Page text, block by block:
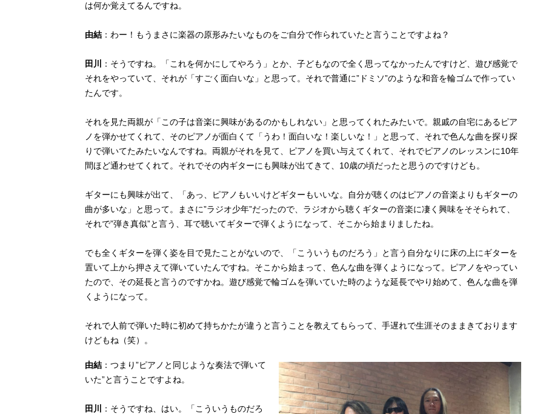
は何か覚えてるんですね。
由結 ：わー！もうまさに楽器の原形みたいなものをご自分で作られていたと言うことですよね？
田川
：そうですね。「これを何かにしてやろう」とか、子どもなので全く思ってなかったんですけど、遊び感覚で
それをやっていて、それが「すごく面白いな」と思って。それで普通に”ドミソ”のような和音を輪ゴムで作ってい
たんです。
それを見た両親が「この子は音楽に興味があるのかもしれない」と思ってくれたみたいで。親戚の自宅にあるピア
ノを弾かせてくれて、そのピアノが面白くて「うわ！面白いな！楽しいな！」と思って、それで色んな曲を探り探
りで弾いてたみたいなんですね。両親がそれを見て、ピアノを買い与えてくれて、それでピアノのレッスンに10年
間ほど通わせてくれて。それでその内ギターにも興味が出てきて、10歳の頃だったと思うのですけども。
ギターにも興味が出て、「あっ、ピアノもいいけどギターもいいな。自分が聴くのはピアノの音楽よりもギターの
曲が多いな」と思って。まさに”ラジオ少年”だったので、ラジオから聴くギターの音楽に凄く興味をそそられて、
それで”弾き真似”と言う、耳で聴いてギターで弾くようになって、そこから始まりましたね。
でも全くギターを弾く姿を目で見たことがないので、「こういうものだろう」と言う自分なりに床の上にギターを
置いて上から押さえて弾いていたんですね。そこから始まって、色んな曲を弾くようになって。ピアノをやってい
たので、その延長と言うのですかね。遊び感覚で輪ゴムを弾いていた時のような延長でやり始めて、色んな曲を弾
くようになって。
それで人前で弾いた時に初めて持ちかたが違うと言うことを教えてもらって、手遅れで生涯そのままきております
けどもね（笑）。
由結 ：つまり”ピアノと同じような奏法で弾いて
いた”と言うことですよね。
田川
：そうですね、はい。「こういうものだろ